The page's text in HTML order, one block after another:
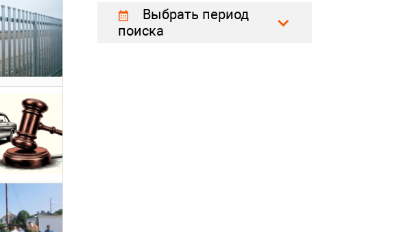
Выбрать период
поиска